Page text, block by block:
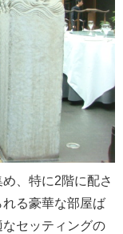
、特に2階に配さ
る豪華な部屋ば
セッティングの